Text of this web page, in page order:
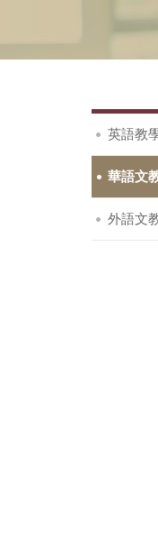
英語教
華語文
外語文